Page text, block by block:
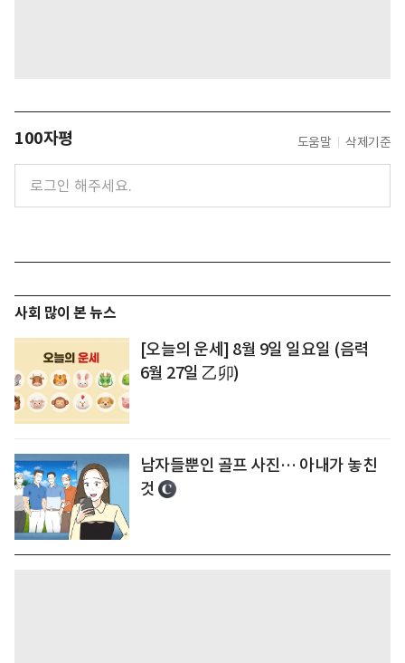
100자평 도움말 삭제기준
사회 많이 본 뉴스
[오늘의 운세] 8월 9일 일요일 (음력
6월 27일 乙卯)
남자들뿐인 골프 사진… 아내가 놓친
것